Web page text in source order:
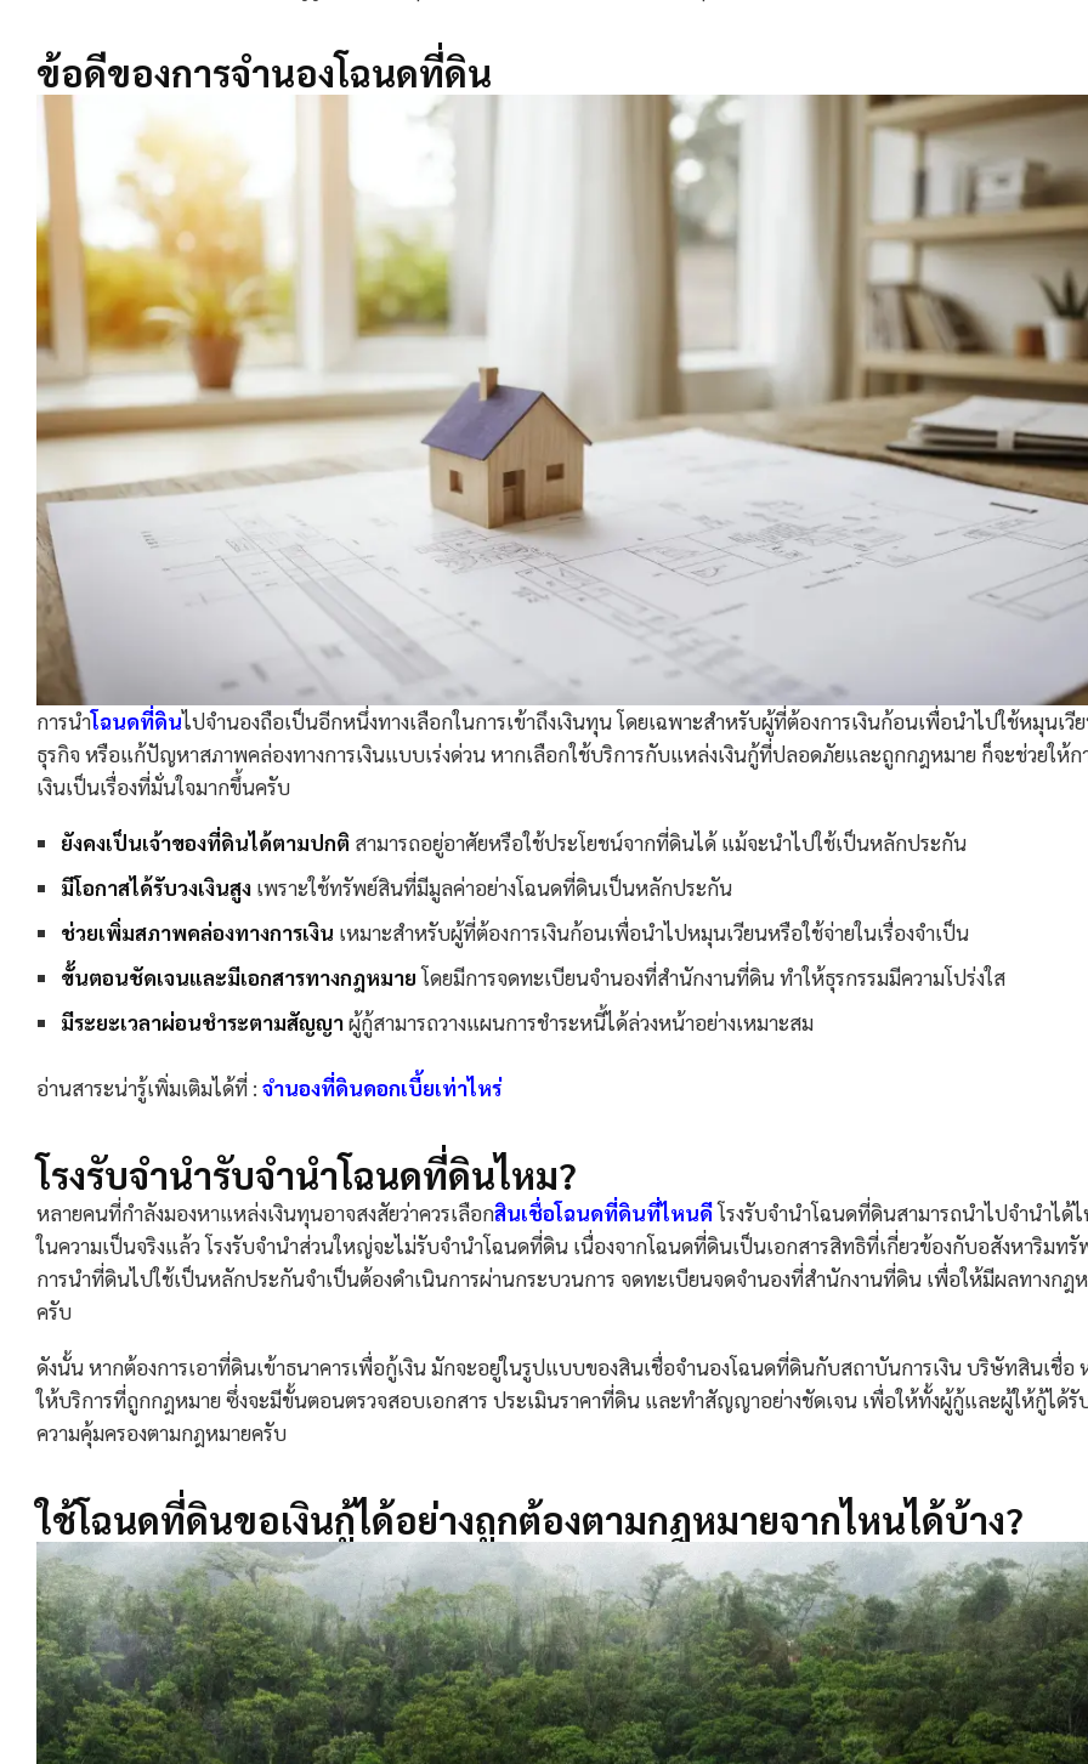
ข้อดีของการจำนองโฉนดที่ดิน
การนำโฉนดที่ดินไปจำนองถือเป็นอีกหนึ่งทางเลือกในการเข้าถึงเงินทุน โดยเฉพาะสำหรับผู้ที่ต้องการเงินก้อนเพื่อนำไปใช้หมุนเวี
ธุรกิจ หรือแก้ปัญหาสภาพคล่องทางการเงินแบบเร่งด่วน หากเลือกใช้บริการกับแหล่งเงินกู้ที่ปลอดภัยและถูกกฎหมาย ก็จะช่วยให้ก
เงินเป็นเรื่องที่มั่นใจมากขึ้นครับ
ยังคงเป็นเจ้าของที่ดินได้ตามปกติ สามารถอยู่อาศัยหรือใช้ประโยชน์จากที่ดินได้ แม้จะนำไปใช้เป็นหลักประกัน
มีโอกาสได้รับวงเงินสูงเพราะใช้ทรัพย์สินที่มีมูลค่าอย่างโฉนดที่ดินเป็นหลักประกัน
ช่วยเพิ่มสภาพคล่องทางการเงิน เหมาะสำหรับผู้ที่ต้องการเงินก้อนเพื่อนำไปหมุนเวียนหรือใช้จ่ายในเรื่องจำเป็น
ขั้นตอนชัดเจนและมีเอกสารทางกฎหมายโดยมีการจดทะเบียนจำนองที่สำนักงานที่ดิน ทำให้ธุรกรรมมีความโปร่งใส
มีระยะเวลาผ่อนชำระตามสัญญาผู้กู้สามารถวางแผนการชำระหนี้ได้ล่วงหน้าอย่างเหมาะสม
อ่านสาระน่ารู้เพิ่มเติมได้ที่ : จํานองที่ดินดอกเบี้ยเท่าไหร่
โรงรับจำนำรับจำนำโฉนดที่ดินไหม?
หลายคนที่กำลังมองหาแหล่งเงินทุนอาจสงสัยว่าควรเลือกสินเชื่อโฉนดที่ดินที่ไหนดีโรงรับจำนำโฉนดที่ดินสามารถนำไปจำนำได้
ในความเป็นจริงแล้ว โรงรับจำนำส่วนใหญ่จะไม่รับจำนำโฉนดที่ดิน เนื่องจากโฉนดที่ดินเป็นเอกสารสิทธิที่เกี่ยวข้องกับอสังหาริมทรั
การนำที่ดินไปใช้เป็นหลักประกันจำเป็นต้องดำเนินการผ่านกระบวนการ จดทะเบียนจดจำนองที่สำนักงานที่ดิน เพื่อให้มีผลทางกฎ
ครับ
ดังนั้น หากต้องการเอาที่ดินเข้าธนาคารเพื่อกู้เงิน มักจะอยู่ในรูปแบบของสินเชื่อจำนองโฉนดที่ดินกับสถาบันการเงิน บริษัทสินเชื่อ
ให้บริการที่ถูกกฎหมาย ซึ่งจะมีขั้นตอนตรวจสอบเอกสาร ประเมินราคาที่ดิน และทำสัญญาอย่างชัดเจน เพื่อให้ทั้งผู้กู้และผู้ให้กู้ได้รั
ความคุ้มครองตามกฎหมายครับ
ใช้โฉนดที่ดินขอเงินกู้ได้อย่างถูกต้องตามกฎหมายจากไหนได้บ้าง?